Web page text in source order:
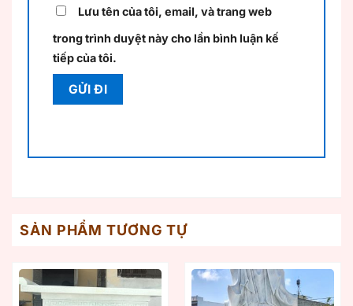
Lưu tên của tôi, email, và trang web
trong trình duyệt này cho lần bình luận kế
tiếp của tôi.
SẢN PHẨM TƯƠNG TỰ